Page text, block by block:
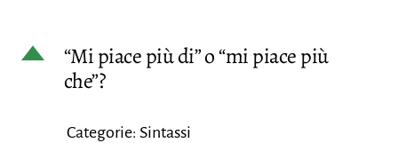
D
“Mi piace più di” o “mi piace più
che”?
Categorie: Sintassi